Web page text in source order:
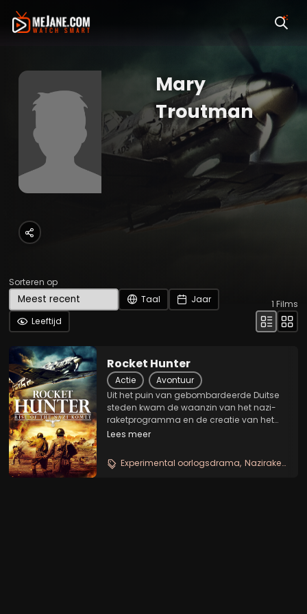
Mary
Troutman
Sorteren op
Taal
Jaar
Leeftijd
1 Films
Rocket Hunter
Actie
Avontuur
Uit het puin van gebombardeerde Duitse
steden kwam de waanzin van het nazi-
raketprogramma en de creatie van het
Me163-raketvliegtuig, ook bekend als de
Lees meer
Experimental oorlogsdrama Naziraketten